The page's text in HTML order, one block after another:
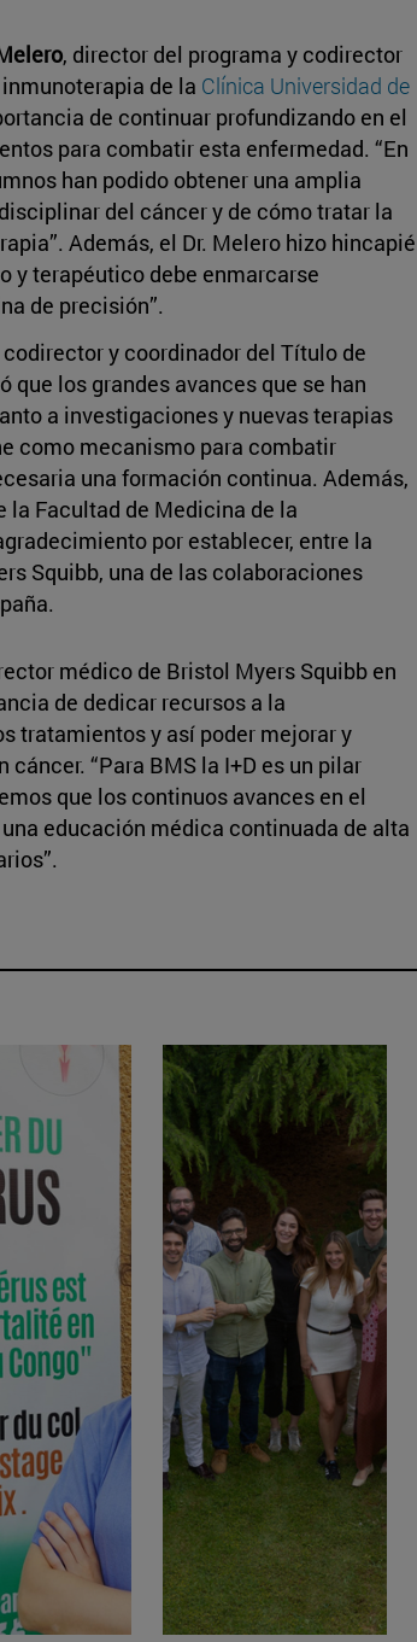
, director del programa y codirector
de la Clínica Universidad de
de continuar profundizando en el
para combatir esta enfermedad. “En
han podido obtener una amplia
del cáncer y de cómo tratar la
Además, el Dr. Melero hizo hincapié
y terapéutico debe enmarcarse
de precisión”.
codirector y coordinador del Título de
que los grandes avances que se han
a investigaciones y nuevas terapias
como mecanismo para combatir
una formación continua. Además,
la Facultad de Medicina de la
por establecer, entre la
Squibb, una de las colaboraciones
médico de Bristol Myers Squibb en
de dedicar recursos a la
tratamientos y así poder mejorar y
“Para BMS la I+D es un pilar
que los continuos avances en el
educación médica continuada de alta